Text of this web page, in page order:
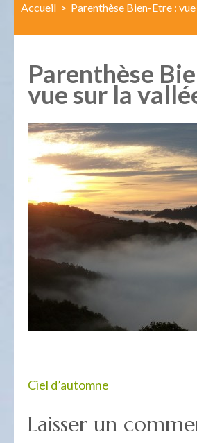
Accueil > Parenthèse Bien-Etre :
Parenthèse
vue sur la
Navigation
l’article
Ciel d’automne
Laisser un